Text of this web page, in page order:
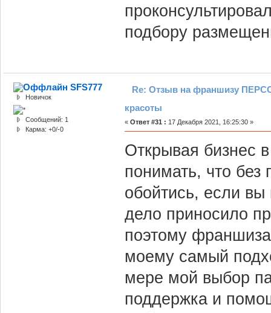
подбору
SFS777
Новичок
Сообщений: 1
Карма: +0/-0
Re: Отзыв на франшизу
красоты
« Ответ #31 : 17 Декабря 2021, 16:25:30 »
Открывая бизнес
понимать, что
обойтись, если
дело приносило
поэтому
моему самый
мере мой выбор
поддержка и